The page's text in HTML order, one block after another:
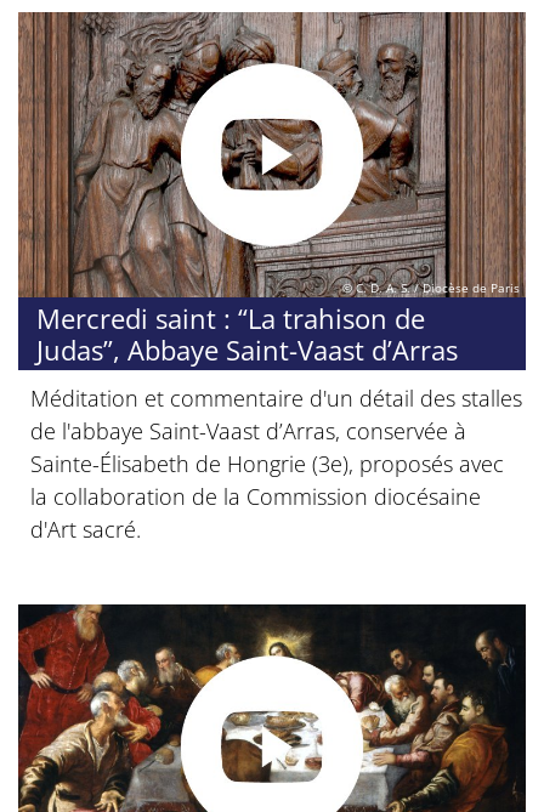
© C. D. A. S. / Diocèse de Paris
Mercredi saint : “La trahison de
Judas”, Abbaye Saint-Vaast d’Arras
Méditation et commentaire d'un détail des stalles
de l'abbaye Saint-Vaast d’Arras, conservée à
Sainte-Élisabeth de Hongrie (3e), proposés avec
la collaboration de la Commission diocésaine
d'Art sacré.